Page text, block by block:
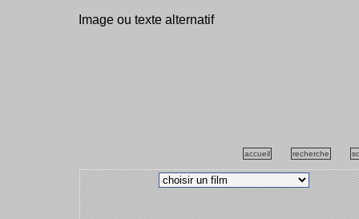
Image ou texte alternatif
accueil recherche